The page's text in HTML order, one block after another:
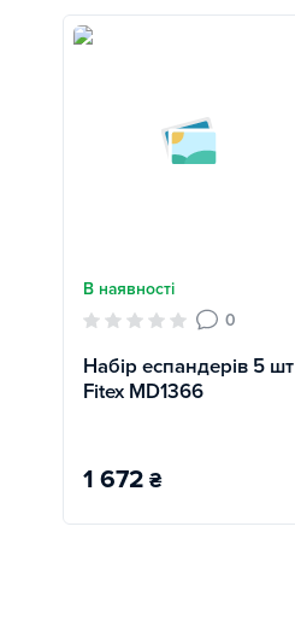
В наявності
0
Набір еспандерів 5 шт
Fitex MD1366
1 672 ₴